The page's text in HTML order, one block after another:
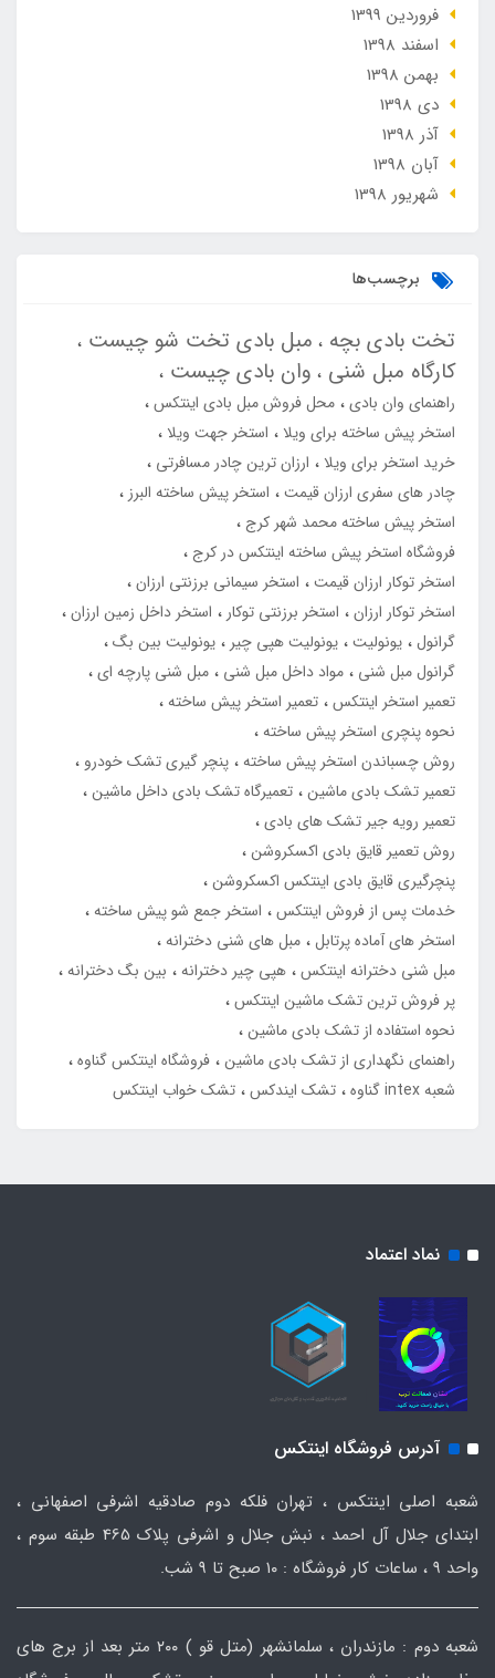
فروردین 1399
اسفند 1398
بهمن 1398
دی 1398
آذر 1398
آبان 1398
شهریور 1398
برچسب‌ها
تخت بادی بچه مبل بادی تخت شو چیست
کارگاه مبل شنی وان بادی چیست
راهنمای وان بادی محل فروش مبل بادی اینتکس
استخر پیش ساخته برای ویلا
استخر جهت ویلا
خرید استخر برای ویلا
ارزان ترین چادر مسافرتی
چادر های سفری ارزان قیمت
استخر پیش ساخته البرز
استخر پیش ساخته محمد شهر کرج
فروشگاه استخر پیش ساخته اینتکس در کرج
استخر توکار ارزان قیمت
استخر سیمانی برزنتی ارزان
استخر توکار ارزان
استخر برزنتی توکار
استخر داخل زمین ارزان
گرانول یونولیت یونولیت هپی چیر
یونولیت بین بگ
گرانول مبل شنی
مواد داخل مبل شنی
مبل شنی پارچه ای
تعمیر استخر اینتکس تعمیر استخر پیش ساخته
نحوه پنچری استخر پیش ساخته
روش چسباندن استخر پیش ساخته پنچر گیری تشک خودرو
تعمیر تشک بادی ماشین تعمیرگاه تشک بادی داخل ماشین
تعمیر رویه جیر تشک های بادی
روش تعمیر قایق بادی اکسکروشن
پنچرگیری قایق بادی اینتکس اکسکروشن
خدمات پس از فروش اینتکس
استخر جمع شو پیش ساخته
استخر های آماده پرتابل مبل های شنی دخترانه
مبل شنی دخترانه اینتکس هپی چیر دخترانه
بین بگ دخترانه
پر فروش ترین تشک ماشین اینتکس
نحوه استفاده از تشک بادی ماشین
راهنمای نگهداری از تشک بادی ماشین فروشگاه اینتکس گناوه
شعبه intex گناوه
تشک ایندکس تشک خواب اینتکس
نماد اعتماد
آدرس فروشگاه اینتکس
شعبه اصلی اینتکس ، تهران فلکه دوم صادقیه اشرفی اصفهانی ،
ابتدای جلال آل احمد ، نبش جلال و اشرفی پلاک 465 طبقه سوم ،
واحد ۹ ، ساعات کار فروشگاه : ۱۰ صبح تا ۹ شب.
شعبه دوم : مازندران ، سلمانشهر (متل قو ) ۲۰۰ متر بعد از برج های